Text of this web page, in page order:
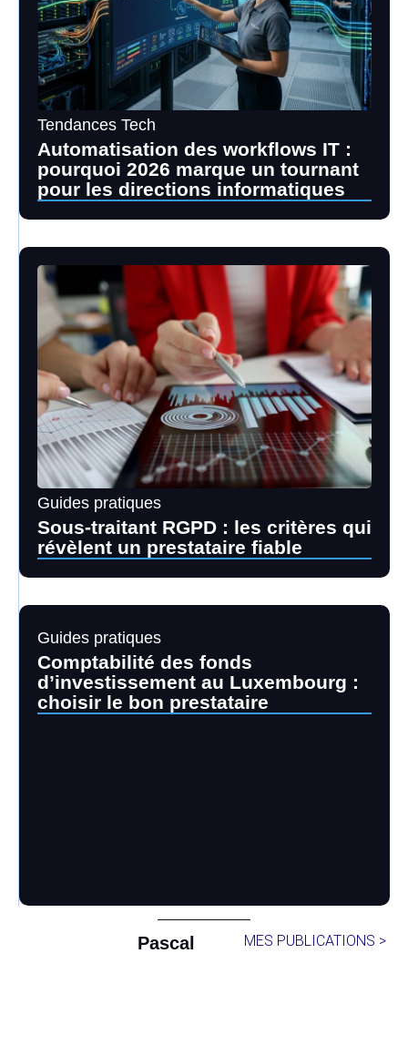
Tendances Tech
Automatisation des workflows IT :
pourquoi 2026 marque un tournant
pour les directions informatiques
Guides pratiques
Sous-traitant RGPD : les critères qui
révèlent un prestataire fiable
Guides pratiques
Comptabilité des fonds
d’investissement au Luxembourg :
choisir le bon prestataire
Pascal MES PUBLICATIONS >